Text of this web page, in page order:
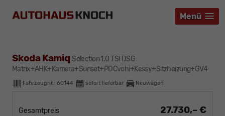
Menü
Menü
Menü
Skoda Kamiq Selection 1.0 TSI DSG
Matrix+AHK+Kamera+Sunset+PDCvohi+Kessy+Sitzheizung+GV4
Fahrzeugnr.: 60144 sofort lieferbar Neuwagen
Gesamtpreis 27.730,– €